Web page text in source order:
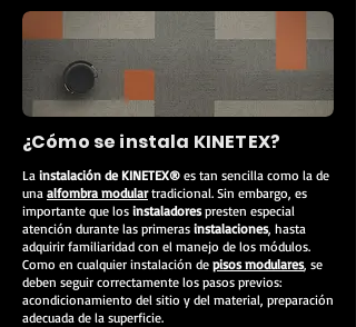
¿Cómo se instala KINETEX?
La instalación de KINETEX® es tan sencilla como la de
una alfombra modulartradicional. Sin embargo, es
importante que los instaladorespresten especial
atención durante las primeras instalaciones, hasta
adquirir familiaridad con el manejo de los módulos.
Como en cualquier instalación de pisos modulares, se
deben seguir correctamente los pasos previos:
acondicionamiento del sitio y del material, preparación
adecuada de la superficie.